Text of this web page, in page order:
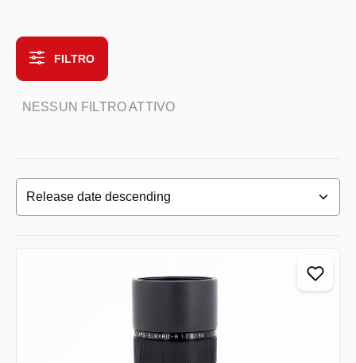
FILTRO
NESSUN FILTRO ATTIVO